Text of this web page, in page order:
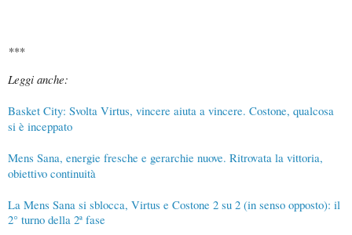
***
Leggi anche:
Basket City: Svolta Virtus, vincere aiuta a vincere. Costone, qualcosa
si è inceppato
Mens Sana, energie fresche e gerarchie nuove. Ritrovata la vittoria,
obiettivo continuità
La Mens Sana si sblocca, Virtus e Costone 2 su 2 (in senso opposto): il
2° turno della 2ª fase